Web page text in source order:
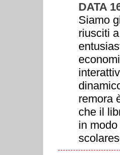
DATA
Siamo
riusciti
remora
che il
in